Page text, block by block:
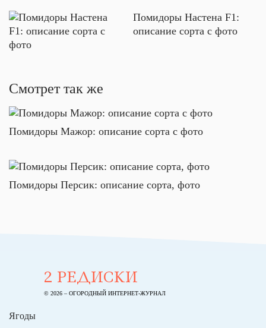
Помидоры Настена F1:
описание сорта с фото
Смотрет так же
Помидоры Мажор: описание сорта с фото
Помидоры Персик: описание сорта, фото
2 РЕДИСКИ
© 2026 – ОГОРОДНЫЙ ИНТЕРНЕТ-ЖУРНАЛ
Ягоды